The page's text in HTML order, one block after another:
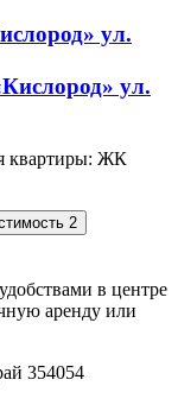
ул.
квартиры: ЖК
2
в центре
аренду или
354054